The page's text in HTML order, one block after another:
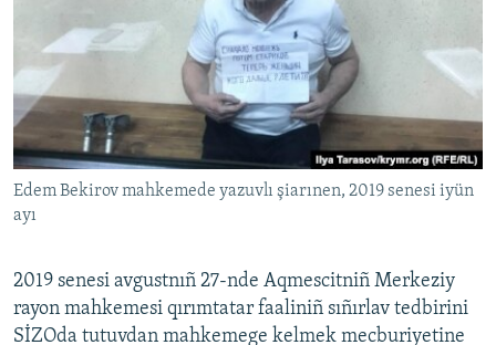
Edem Bekirov mahkemede yazuvlı şiarınen, 2019 senesi iyün
ayı
2019 senesi avgustnıñ 27-nde Aqmescitniñ Merkeziy
rayon mahkemesi qırımtatar faaliniñ sıñırlav tedbirini
SİZOda tutuvdan mahkemege kelmek mecburiyetine